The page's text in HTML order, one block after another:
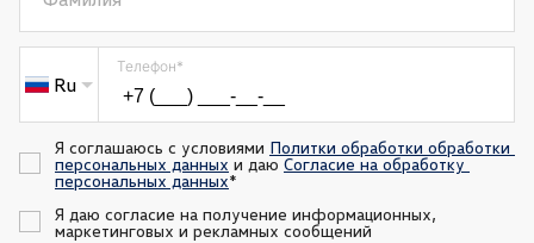
Ru
Телефон*
Я соглашаюсь с условиями Политки обработки обработки
персональных данных и даю Согласие на обработку
персональных данных*
Я даю согласие на получение информационных,
маркетинговых и рекламных сообщений